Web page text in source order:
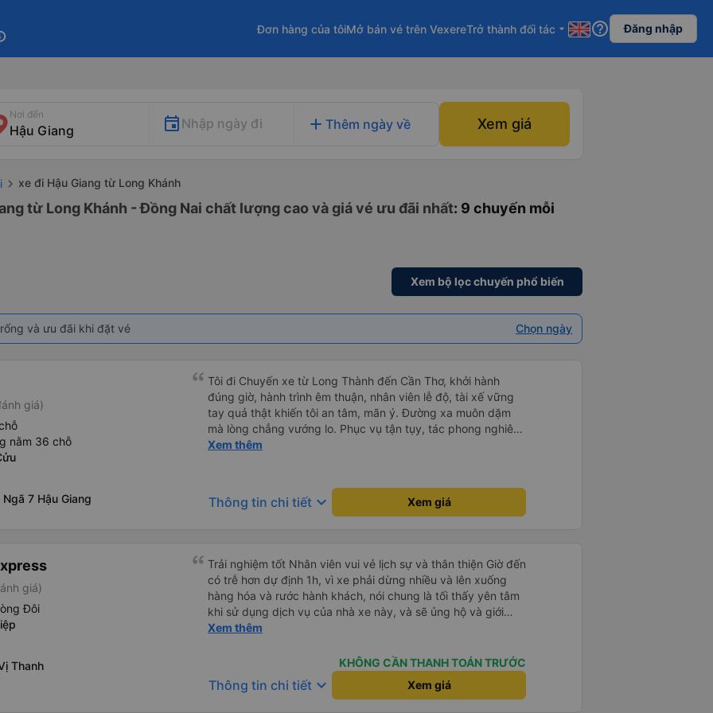
Đơn hàng của tôiMở bán vé trên VexereTrở thành đối tác arrow_drop_down help_outline Đăng nhập
Nơi đến
Nhập ngày đi add Thêm ngày về Xem giá
xe đi Hậu Giang từ Long Khánh
từ Long Khánh - Đồng Nai chất lượng cao và giá vé ưu đãi nhất: 9 chuyến mỗi
Xem bộ lọc chuyến phổ biến
và ưu đãi khi đặt vé Chọn ngày
giá)
nằm 36 chỗ
7 Hậu Giang
Tôi đi Chuyến xe từ Long Thành đến Cần Thơ, khởi hành
đúng giờ, hành trình êm thuận, nhân viên lễ độ, tài xế vững
tay quả thật khiến tôi an tâm, mãn ý. Đường xa muôn dặm
mà lòng chẳng vướng lo. Phục vụ tận tụy, tác phong nghiêm
cẩn, hiếm thấy giữa thời buổi kim tiền vội vã. Xã hội loạn đạo.
Xem thêm
Thông tin chi tiết keyboard_arrow_down Xem giá
giá)
Đôi
Thanh
Trải nghiệm tốt Nhân viên vui vẻ lịch sự và thân thiện Giờ đến
có trễ hơn dự định 1h, vì xe phải dừng nhiều và lên xuống
hàng hóa và rước hành khách, nói chung là tối thấy yên tâm
khi sử dụng dịch vụ của nhà xe này, và sẽ ủng hộ và giới
thiệu cho người thân sử dụng dịch vụ của nhà xe này
Xem thêm
KHÔNG CẦN THANH TOÁN TRƯỚC
Thông tin chi tiết keyboard_arrow_down Xem giá